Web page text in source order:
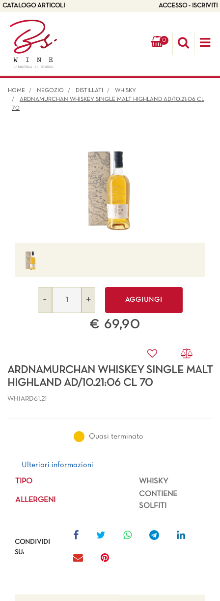
CATALOGO ARTICOLI ACCESSO - ISCRIVITI
0
HOME NEGOZIO DISTILLATI
WHISKY
ARDNAMURCHAN WHISKEY SINGLE MALT HIGHLAND AD/10.21:06 CL
70
AGGIUNGI
€ 69,90
ARDNAMURCHAN WHISKEY SINGLE MALT
HIGHLAND AD/10.21:06 CL 70
WHIARD61.21
Quasi terminato
Ulteriori informazioni
Ulteriori informazioni
TIPO WHISKY
ALLERGENI
CONTIENE
SOLFITI
CONDIVIDI
SU: